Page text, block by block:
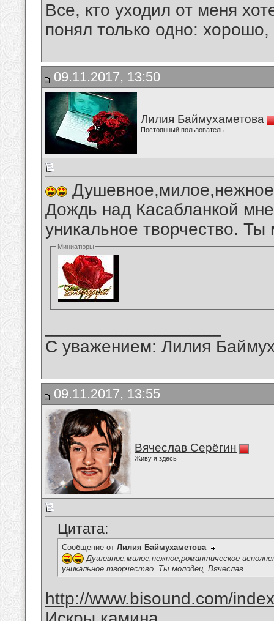
Все, кто уходил от меня
понял только одно:
09.11.2017, 13:50
Лилия Баймухаметова
Постоянный пользователь
Дождь над Касабланкой
уникальное творчество.
Миниатюры
С уважением: Лилия
09.11.2017, 13:55
Вячеслав Серёгин
Живу я здесь
Цитата:
Сообщение от Лилия Баймухаметова
Душевное,милое,нежное,романтическое
уникальное творчество. Ты молодец, Вячеслав.
http://www.bisound.com/